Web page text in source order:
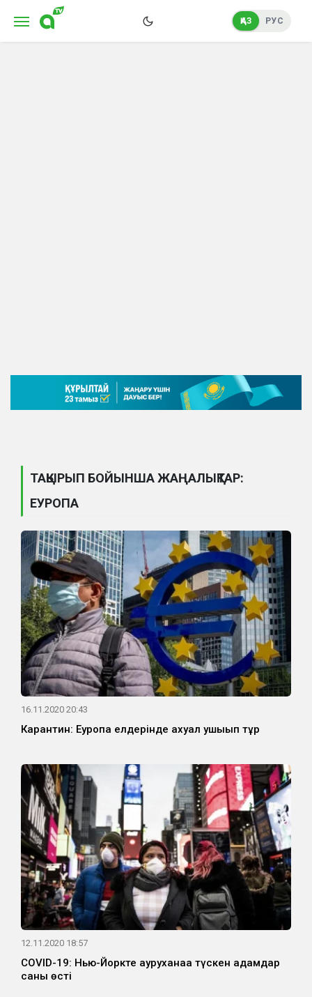
ҚАЗ РУС
ТАҚЫРЫП БОЙЫНША ЖАҢАЛЫҚТАР:
ЕУРОПА
16.11.2020 20:43
Карантин: Еуропа елдерінде ахуал ушығып тұр
12.11.2020 18:57
COVID-19: Нью-Йоркте ауруханаға түскен адамдар
саны өсті